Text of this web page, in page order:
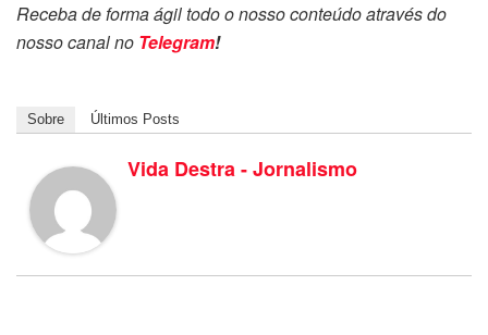
Receba de forma ágil todo o nosso conteúdo através do
nosso canal no Telegram!
Sobre Últimos Posts
Vida Destra - Jornalismo